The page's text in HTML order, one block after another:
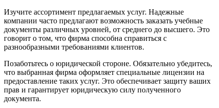
Изучите ассортимент предлагаемых услуг. Надежные
компании часто предлагают возможность заказать учебные
документы различных уровней, от среднего до высшего. Это
говорит о том, что фирма способна справиться с
разнообразными требованиями клиентов.
Позаботьтесь о юридической стороне. Обязательно убедитесь,
что выбранная фирма оформляет специальные лицензии на
предоставление таких услуг. Это обеспечивает защиту ваших
прав и гарантирует юридическую силу полученного
документа.